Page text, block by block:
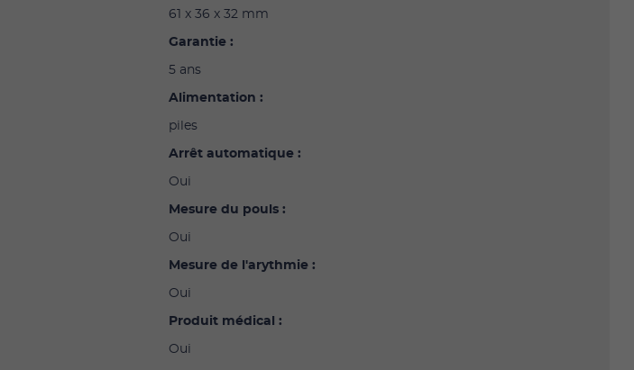
61 x 36 x 32 mm
Garantie :
5 ans
Alimentation :
piles
Arrêt automatique :
Oui
Mesure du pouls :
Oui
Mesure de l'arythmie :
Oui
Produit médical :
Oui